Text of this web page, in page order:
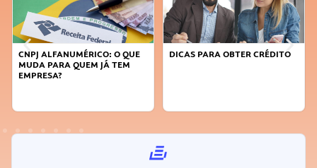
CNPJ ALFANUMÉRICO: O QUE
MUDA PARA QUEM JÁ TEM
EMPRESA?
DICAS PARA OBTER CRÉDITO